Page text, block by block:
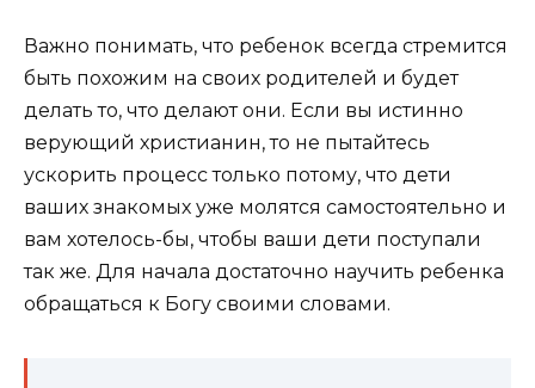
Важно понимать, что ребенок всегда стремится
быть похожим на своих родителей и будет
делать то, что делают они. Если вы истинно
верующий христианин, то не пытайтесь
ускорить процесс только потому, что дети
ваших знакомых уже молятся самостоятельно и
вам хотелось-бы, чтобы ваши дети поступали
так же. Для начала достаточно научить ребенка
обращаться к Богу своими словами.